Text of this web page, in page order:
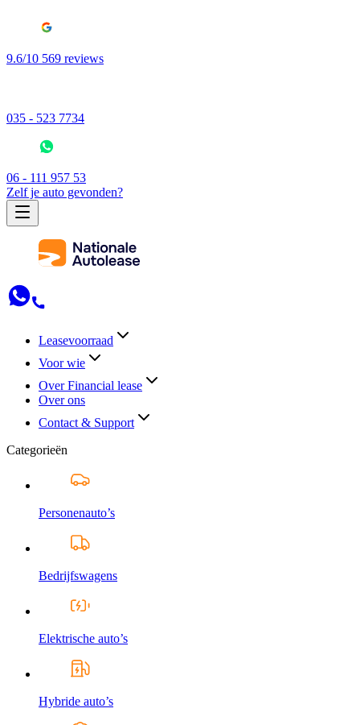
9.6/10 569 reviews
035 - 523 7734
06 - 111 957 53
Zelf je auto gevonden?
Leasevoorraad
Voor wie
Over Financial lease
Over ons
Contact & Support
Categorieën
Personenauto’s
Bedrijfswagens
Elektrische auto’s
Hybride auto’s